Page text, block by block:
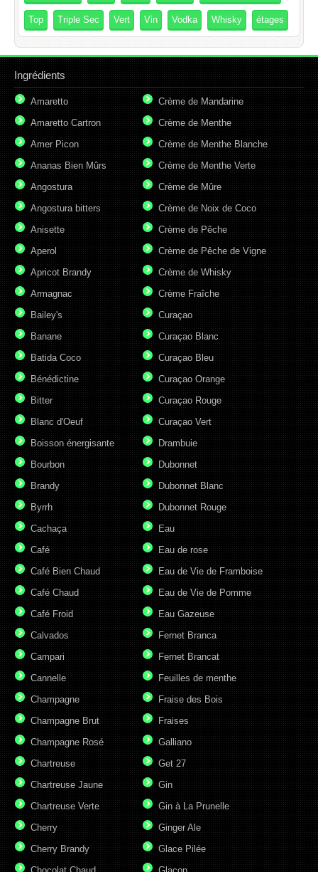
Top Triple Sec Vert Vin Vodka Whisky étages
Ingrédients
Amaretto
Amaretto Cartron
Amer Picon
Ananas Bien Mûrs
Angostura
Angostura bitters
Anisette
Aperol
Apricot Brandy
Armagnac
Bailey's
Banane
Batida Coco
Bénédictine
Bitter
Blanc d'Oeuf
Boisson énergisante
Bourbon
Brandy
Byrrh
Cachaça
Café
Café Bien Chaud
Café Chaud
Café Froid
Calvados
Campari
Cannelle
Champagne
Champagne Brut
Champagne Rosé
Chartreuse
Chartreuse Jaune
Chartreuse Verte
Cherry
Cherry Brandy
Crème de Mandarine
Crème de Menthe
Crème de Menthe Blanche
Crème de Menthe Verte
Crème de Mûre
Crème de Noix de Coco
Crème de Pêche
Crème de Pêche de Vigne
Crème de Whisky
Crème Fraîche
Curaçao
Curaçao Blanc
Curaçao Bleu
Curaçao Orange
Curaçao Rouge
Curaçao Vert
Drambuie
Dubonnet
Dubonnet Blanc
Dubonnet Rouge
Eau
Eau de rose
Eau de Vie de Framboise
Eau de Vie de Pomme
Eau Gazeuse
Fernet Branca
Fernet Brancat
Feuilles de menthe
Fraise des Bois
Fraises
Galliano
Get 27
Gin
Gin à La Prunelle
Ginger Ale
Glace Pilée